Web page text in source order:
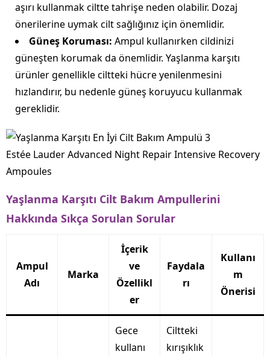
aşırı kullanmak ciltte tahrişe neden olabilir. Dozaj
önerilerine uymak cilt sağlığınız için önemlidir.
Güneş Koruması: Ampul kullanırken cildinizi
güneşten korumak da önemlidir. Yaşlanma karşıtı
ürünler genellikle ciltteki hücre yenilenmesini
hızlandırır, bu nedenle güneş koruyucu kullanmak
gereklidir.
Estée Lauder Advanced Night Repair Intensive Recovery
Ampoules
Yaşlanma Karşıtı Cilt Bakım Ampullerini
Hakkında Sıkça Sorulan Sorular
Ampul
Adı
Marka
İçerik
ve
Özellikl
er
Faydala
rı
Kullanı
m
Önerisi
Gece
kullanı
Ciltteki
kırışıklık